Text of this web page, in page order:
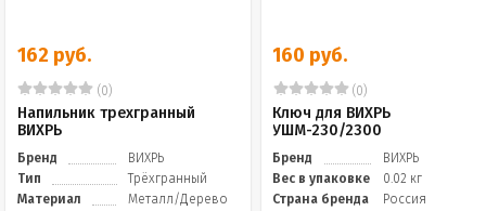
162 руб.
(0)
Напильник трехгранный
ВИХРЬ
Бренд
ВИХРЬ
Тип
Трёхгранный
Материал
Металл/Дерево
160 руб.
(0)
Ключ для ВИХРЬ
УШМ-230/2300
Бренд
ВИХРЬ
Вес в упаковке
0.02 кг
Страна бренда
Россия